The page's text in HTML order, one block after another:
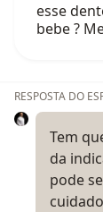
esse
bebe ?
RESPOSTA DO
Tem
da
pode